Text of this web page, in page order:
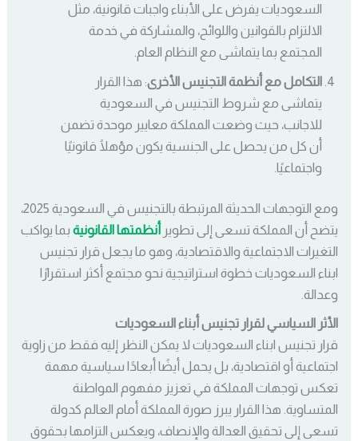
السعوديات يفرض على الأبناء واجبات قانونية، مثل
الالتزام بالقوانين واللوائح، والمشاركة في خدمة
المجتمع بما يتماشى مع النظام العام.
التكامل مع أنظمة التجنيس الأخرى: هذا القرار
يتماشى مع شروط التجنيس في السعودية
للاجانب، حيث وضعت المملكة معايير موحدة تضمن
أن كل من يحصل على الجنسية يكون مؤهلًا قانونيًا
واجتماعيًا.
ومع التوجهات الحديثة المرتبطة بالتجنيس في السعودية 2025،
يتضح أن المملكة تسعى إلى تطوير أنظمتها القانونية بما يواكب
التغيرات الاجتماعية والاقتصادية، وهو ما يجعل قرار تجنيس
ابناء السعوديات خطوة استراتيجية نحو مجتمع أكثر استقرارًا
وعدالة.
الأثر السياسي لقرار تجنيس أبناء السعوديات
قرار تجنيس ابناء السعوديات لا يمكن النظر إليه فقط من زاوية
اجتماعية أو اقتصادية، بل يحمل أيضًا أبعادًا سياسية مهمة
تعكس توجهات المملكة في تعزيز مفهوم المواطنة
المتساوية. هذا القرار يبرز صورة المملكة أمام العالم كدولة
تسعى إلى تحقيق العدالة والإنصاف، ويعكس التزامها بحقوق